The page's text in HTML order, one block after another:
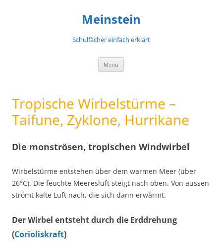
Meinstein
Schulfächer einfach erklärt
Menü
Tropische Wirbelstürme –
Taifune, Zyklone, Hurrikane
Die monströsen, tropischen Windwirbel
Wirbelstürme entstehen über dem warmen Meer (über
26°C). Die feuchte Meeresluft steigt nach oben. Von aussen
strömt kalte Luft nach, die sich dann erwärmt.
Der Wirbel entsteht durch die Erddrehung
(Corioliskraft)